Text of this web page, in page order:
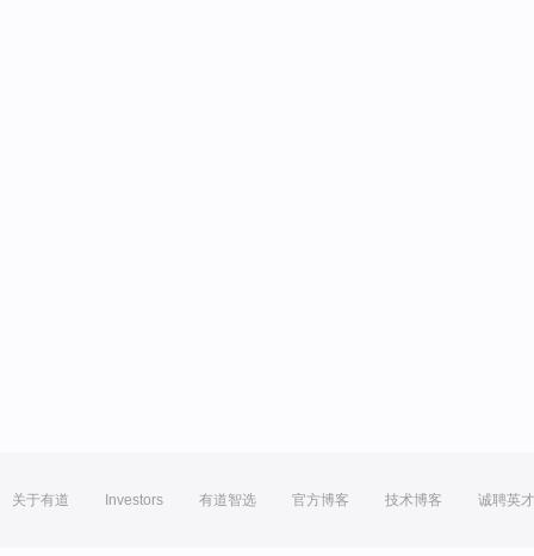
关于有道 Investors 有道智选 官方博客 技术博客 诚聘英才